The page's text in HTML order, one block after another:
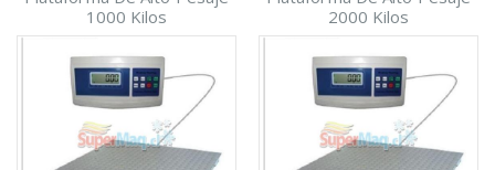
1000 Kilos
2000 Kilos